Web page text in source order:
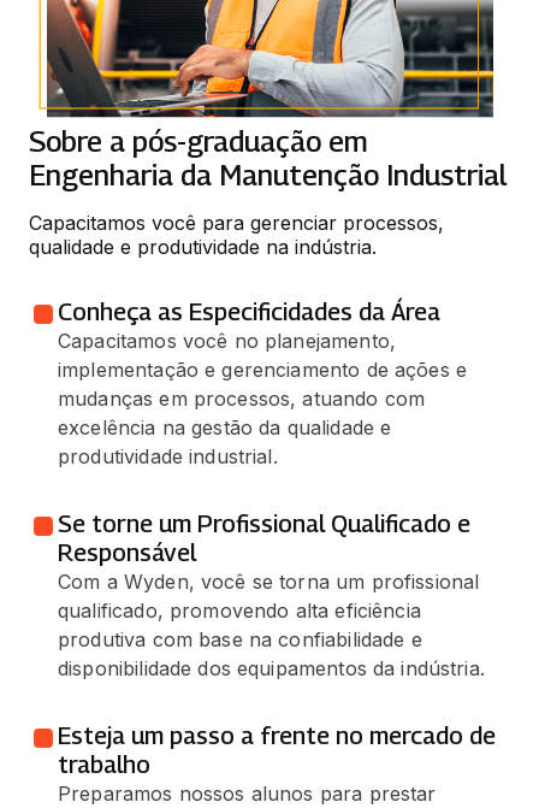
Sobre a pós-graduação em
Engenharia da Manutenção Industrial
Capacitamos você para gerenciar processos,
qualidade e produtividade na indústria.
Conheça as Especificidades da Área
Capacitamos você no planejamento,
implementação e gerenciamento de ações e
mudanças em processos, atuando com
excelência na gestão da qualidade e
produtividade industrial.
Se torne um Profissional Qualificado e
Responsável
Com a Wyden, você se torna um profissional
qualificado, promovendo alta eficiência
produtiva com base na confiabilidade e
disponibilidade dos equipamentos da indústria.
Esteja um passo a frente no mercado de
trabalho
Preparamos nossos alunos para prestar